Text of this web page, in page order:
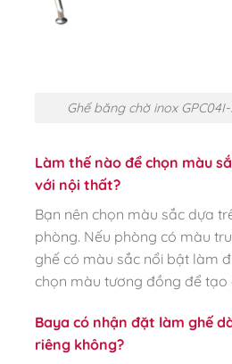
Ghế băng chờ inox
Làm thế nào để chọn màu
với nội thất?
Bạn nên chọn màu sắc dựa
phòng. Nếu phòng có màu
ghế có màu sắc nổi bật làm
chọn màu tương đồng để
Baya có nhận đặt làm ghế
riêng không?